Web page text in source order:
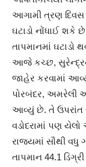
આગામી ત્રણ દિવસ
ઘટાડો નોંધાઈ શકે
તાપમાનમાં ઘટાડો
આજે કચ્છ,
જાહેર કરવામાં
પોરબંદર, અમરેલી
આવ્યું છે. તે ઉપરાંત
વડોદરામાં પણ
રાજ્યમાં સૌથી વધુ
તાપમાન 44.1